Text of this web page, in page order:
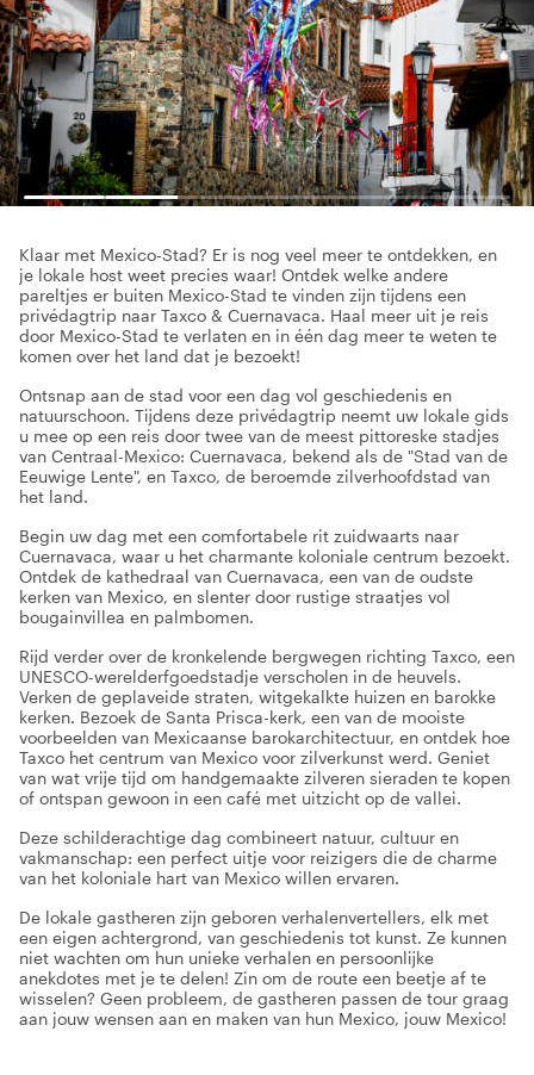
Klaar met Mexico-Stad? Er is nog veel meer te ontdekken, en
je lokale host weet precies waar! Ontdek welke andere
pareltjes er buiten Mexico-Stad te vinden zijn tijdens een
privédagtrip naar Taxco & Cuernavaca. Haal meer uit je reis
door Mexico-Stad te verlaten en in één dag meer te weten te
komen over het land dat je bezoekt!
Ontsnap aan de stad voor een dag vol geschiedenis en
natuurschoon. Tijdens deze privédagtrip neemt uw lokale gids
u mee op een reis door twee van de meest pittoreske stadjes
van Centraal-Mexico: Cuernavaca, bekend als de "Stad van de
Eeuwige Lente", en Taxco, de beroemde zilverhoofdstad van
het land.
Begin uw dag met een comfortabele rit zuidwaarts naar
Cuernavaca, waar u het charmante koloniale centrum bezoekt.
Ontdek de kathedraal van Cuernavaca, een van de oudste
kerken van Mexico, en slenter door rustige straatjes vol
bougainvillea en palmbomen.
Rijd verder over de kronkelende bergwegen richting Taxco, een
UNESCO-werelderfgoedstadje verscholen in de heuvels.
Verken de geplaveide straten, witgekalkte huizen en barokke
kerken. Bezoek de Santa Prisca-kerk, een van de mooiste
voorbeelden van Mexicaanse barokarchitectuur, en ontdek hoe
Taxco het centrum van Mexico voor zilverkunst werd. Geniet
van wat vrije tijd om handgemaakte zilveren sieraden te kopen
of ontspan gewoon in een café met uitzicht op de vallei.
Deze schilderachtige dag combineert natuur, cultuur en
vakmanschap: een perfect uitje voor reizigers die de charme
van het koloniale hart van Mexico willen ervaren.
De lokale gastheren zijn geboren verhalenvertellers, elk met
een eigen achtergrond, van geschiedenis tot kunst. Ze kunnen
niet wachten om hun unieke verhalen en persoonlijke
anekdotes met je te delen! Zin om de route een beetje af te
wisselen? Geen probleem, de gastheren passen de tour graag
aan jouw wensen aan en maken van hun Mexico, jouw Mexico!